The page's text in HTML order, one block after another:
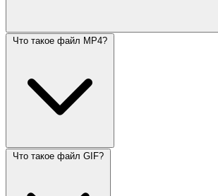
Что такое файл MP4?
Что такое файл GIF?